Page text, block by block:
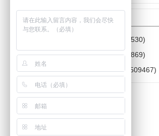
在线咨询
产品咨询(646036530)
售后服务(464713869)
经销商咨询(1437509467)